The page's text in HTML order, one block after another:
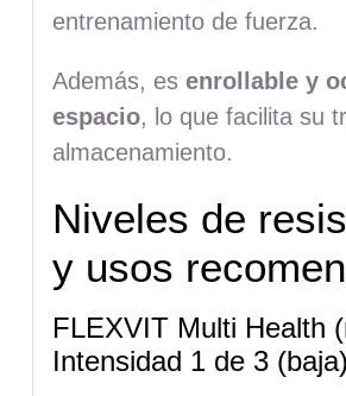
entrenamiento de fuerza.
Además, es enrollable y
espacio, lo que facilita su
almacenamiento.
Niveles de
y usos
FLEXVIT Multi Health
Intensidad 1 de 3 (baja)